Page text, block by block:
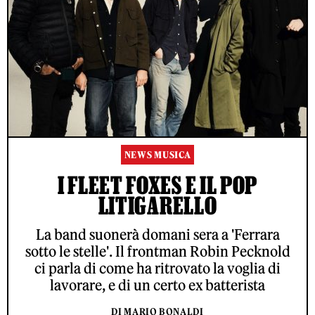
NEWS MUSICA
I FLEET FOXES E IL POP
LITIGARELLO
La band suonerà domani sera a 'Ferrara
sotto le stelle'. Il frontman Robin Pecknold
ci parla di come ha ritrovato la voglia di
lavorare, e di un certo ex batterista
DI MARIO BONALDI